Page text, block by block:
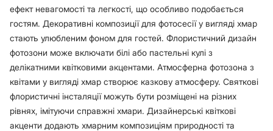
ефект невагомості та легкості, що особливо подобається
гостям. Декоративні композиції для фотосесії у вигляді хмар
стають улюбленим фоном для гостей. Флористичний дизайн
фотозони може включати білі або пастельні кулі з
делікатними квітковими акцентами. Атмосферна фотозона з
квітами у вигляді хмар створює казкову атмосферу. Святкові
флористичні інсталяції можуть бути розміщені на різних
рівнях, імітуючи справжні хмари. Дизайнерські квіткові
акценти додають хмарним композиціям природності та